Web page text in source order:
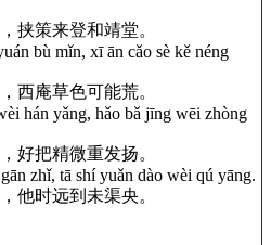
挟策来登和靖堂。
bù mǐn, xī ān cǎo sè kě néng
西庵草色可能荒。
hán yǎng, hǎo bǎ jīng wēi zhòng
好把精微重发扬。
zhǐ, tā shí yuǎn dào wèi qú yāng.
他时远到未渠央。